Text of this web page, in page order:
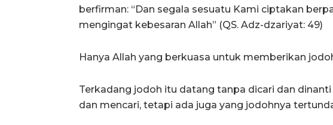
berfirman: “Dan segala sesuatu Kami ciptakan
mengingat kebesaran Allah” (QS. Adz-dzariyat: 49)
Hanya Allah yang berkuasa untuk memberikan
Terkadang jodoh itu datang tanpa dicari dan
dan mencari, tetapi ada juga yang jodohnya